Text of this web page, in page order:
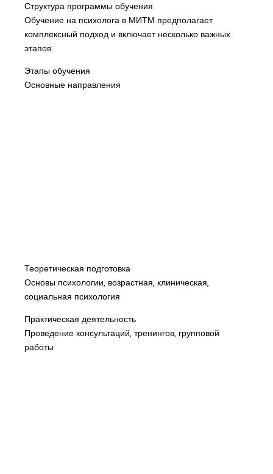
Структура программы обучения
Обучение на психолога в МИТМ предполагает
комплексный подход и включает несколько важных
этапов:
Этапы обучения
Основные направления
Теоретическая подготовка
Основы психологии, возрастная, клиническая,
социальная психология
Практическая деятельность
Проведение консультаций, тренингов, групповой
работы